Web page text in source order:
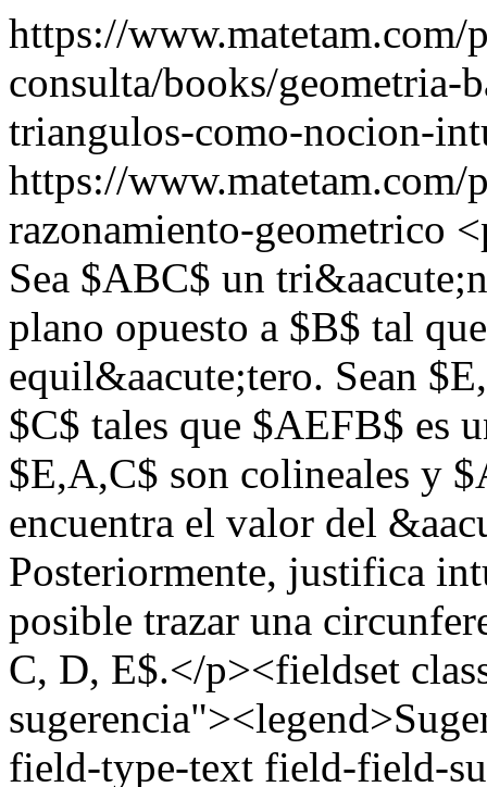
https://www.matetam.com/
consulta/books/geometria-
triangulos-como-nocion-
https://www.matetam.com/
razonamiento-geometrico
Sea $ABC$ un
plano opuesto a $B$ tal
equil&aacute;tero. Sean
$C$ tales que $AEFB$ es
$E,A,C$ son colineales y
encuentra el valor del
Posteriormente, justifica
posible trazar una
C, D, E$.</p><fieldset
field-type-text field-field-